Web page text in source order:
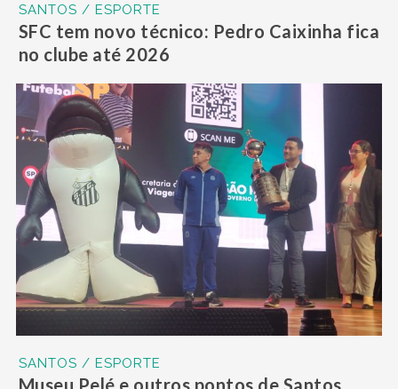
SANTOS / ESPORTE
SFC tem novo técnico: Pedro Caixinha fica
no clube até 2026
SANTOS / ESPORTE
Museu Pelé e outros pontos de Santos